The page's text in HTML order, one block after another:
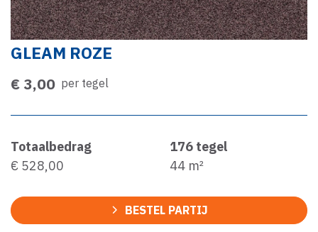
GLEAM ROZE
€ 3,00 per tegel
Totaalbedrag
€ 528,00
176 tegel
44 m²
BESTEL PARTIJ